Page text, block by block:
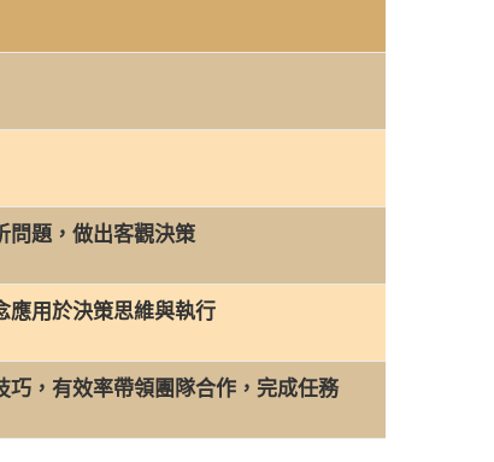
問題，做出客觀決策
應用於決策思維與執行
，有效率帶領團隊合作，完成任務